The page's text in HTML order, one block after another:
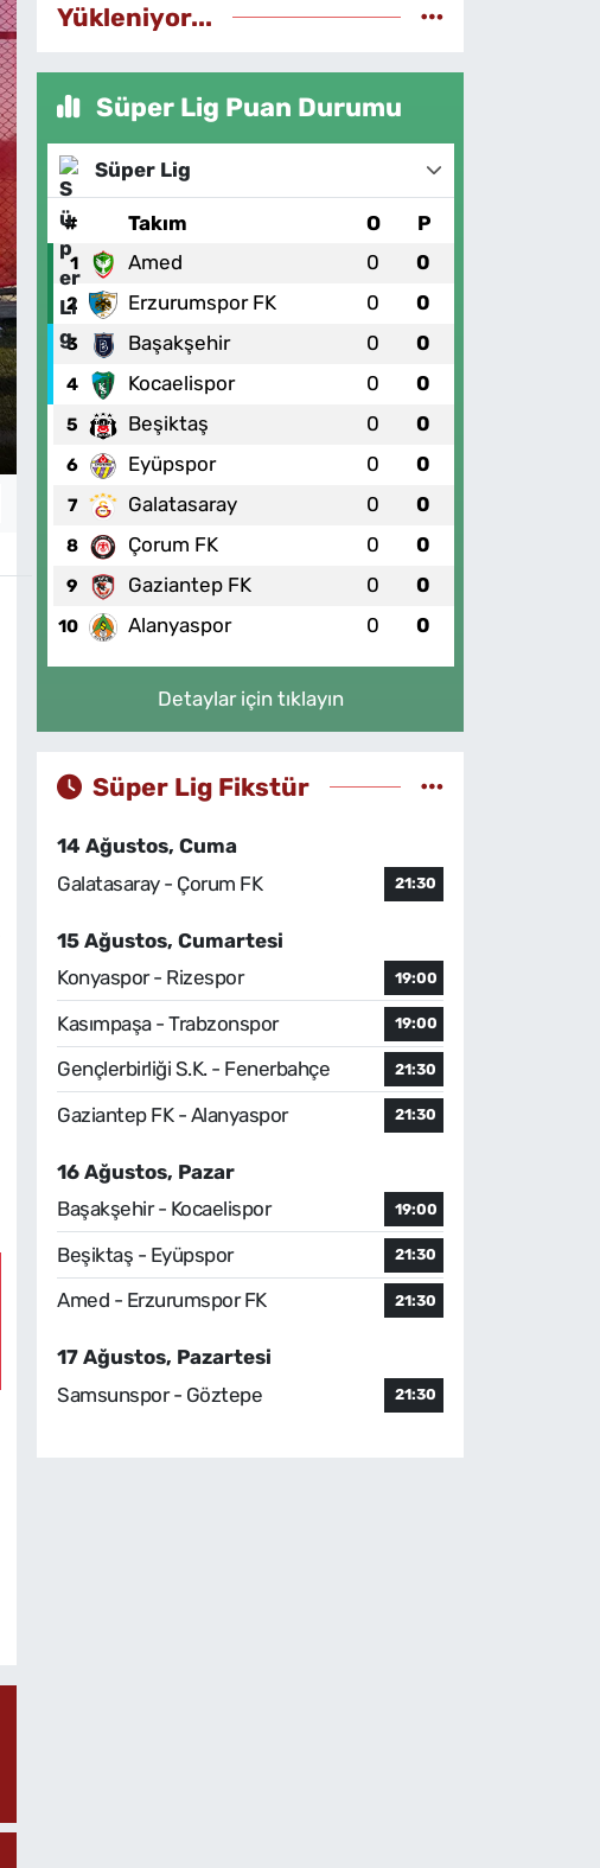
Yükleniyor...
Süper Lig Puan Durumu
Süper Lig
# Takım O P
1 Amed 0 0
2 Erzurumspor FK 0 0
3 Başakşehir 0 0
4 Kocaelispor 0 0
5 Beşiktaş 0 0
6 Eyüpspor 0 0
7 Galatasaray 0 0
8 Çorum FK 0 0
9 Gaziantep FK 0 0
10 Alanyaspor 0 0
Detaylar için tıklayın
Süper Lig Fikstür
14 Ağustos, Cuma
Galatasaray - Çorum FK
21:30
15 Ağustos, Cumartesi
Konyaspor - Rizespor
19:00
Kasımpaşa - Trabzonspor 19:00
Gençlerbirliği S.K. - Fenerbahçe 21:30
Gaziantep FK - Alanyaspor 21:30
16 Ağustos, Pazar
Başakşehir - Kocaelispor
19:00
Beşiktaş - Eyüpspor 21:30
Amed - Erzurumspor FK 21:30
17 Ağustos, Pazartesi
Samsunspor - Göztepe
21:30